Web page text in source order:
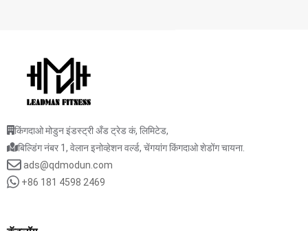
किंगदाओ मोडुन इंडस्ट्री अँड ट्रेड कं, लिमिटेड,
बिल्डिंग नंबर 1, वेलान इनोव्हेशन वर्ल्ड, चेंगयांग किंगदाओ शेडोंग चायना.
ads@qdmodun.com
+86 181 4598 2469